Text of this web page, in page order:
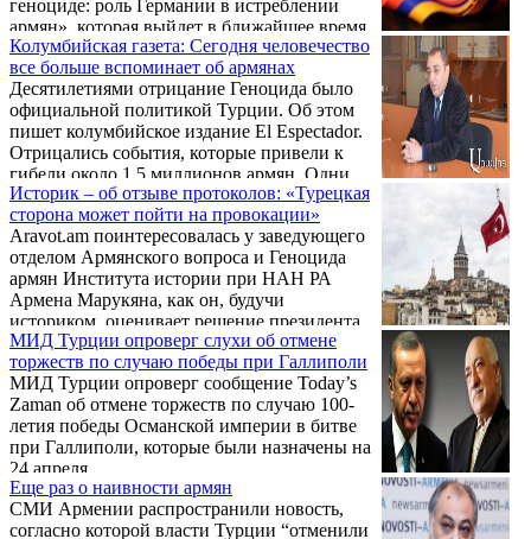
Министерство диаспоры Армении
осуществляет проект «Вследствие Геноцида
армян не родились на свет миллионы
детей». В рамках этого проекта в Армении
и различных странах мира ...
геноциде: роль Германии в истреблении
армян», которая выйдет в ближайшее время.
Об этом пишет журнал «Nouvelles
d'Arménie».
Колумбийская газета: Сегодня человечество
все больше вспоминает об армянах
Десятилетиями отрицание Геноцида было
официальной политикой Турции. Об этом
пишет колумбийское издание El Espectador.
Отрицались события, которые привели к
гибели около 1,5 миллионов армян. Одни
были казнены, других гнали в пустыни и
горы на верную смерть. В Турецкой
Республике называть эти события словом
«геноцид» – значит идти на риск
уголовного наказания, напоминает издание.
Историк – об отзыве протоколов: «Турецкая
сторона может пойти на провокации»
Aravot.am поинтересовалась у заведующего
отделом Армянского вопроса и Геноцида
армян Института истории при НАН РА
Армена Марукяна, как он, будучи
историком, оценивает решение президента
РА Сержа Саргсяна об отзыве армяно-
турецких протоколов.
МИД Турции опроверг слухи об отмене
торжеств по случаю победы при Галлиполи
МИД Турции опроверг сообщение Today’s
Zaman об отмене торжеств по случаю 100-
летия победы Османской империи в битве
при Галлиполи, которые были назначены на
24 апреля.
Еще раз о наивности армян
СМИ Армении распространили новость,
согласно которой власти Турции “отменили